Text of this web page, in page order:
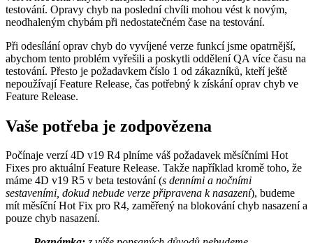
testování. Opravy chyb na poslední chvíli mohou vést k novým,
neodhaleným chybám při nedostatečném čase na testování.
Při odesílání oprav chyb do vyvíjené verze funkcí jsme opatrnější,
abychom tento problém vyřešili a poskytli oddělení QA více času na
testování. Přesto je požadavkem číslo 1 od zákazníků, kteří ještě
nepoužívají Feature Release, čas potřebný k získání oprav chyb ve
Feature Release.
Vaše potřeba je zodpovězena
Počínaje verzí 4D v19 R4 plníme váš požadavek měsíčními Hot
Fixes pro aktuální Feature Release. Takže například kromě toho, že
máme 4D v19 R5 v beta testování (s denními a nočními
sestaveními, dokud nebude verze připravena k nasazení), budeme
mít měsíční Hot Fix pro R4, zaměřený na blokování chyb nasazení a
pouze chyb nasazení.